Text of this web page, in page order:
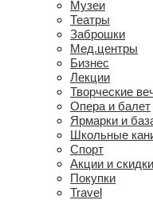
Музеи
Театры
Заброшки
Мед.центры
Бизнес
Лекции
Творческие
Опера и балет
Ярмарки и
Школьные
Спорт
Акции и скидки
Покупки
Travel